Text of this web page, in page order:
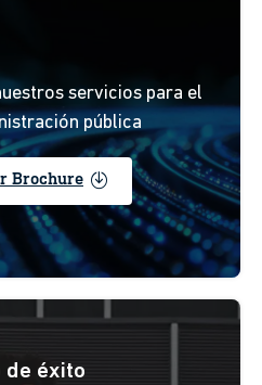
servicios para el
pública
Brochure enable
de éxito